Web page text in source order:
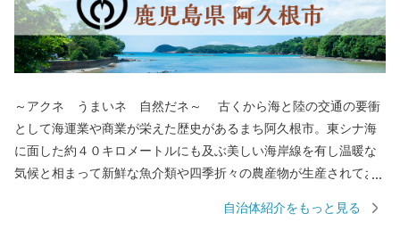
～アクネ うまいネ 自然だネ～ 古くから海と陸の交通の要衝
として海運業や商業が栄えた歴史があるまち阿久根市。東シナ海
に面した約４０キロメートルにも及ぶ美しい海岸線を有し温暖な
気候と相まって新鮮な魚介類や四季折々の農産物が生産されてお
「食のまち阿久根」として知られており，「うに丼祭り」「伊勢
自治体紹介をもっと見る